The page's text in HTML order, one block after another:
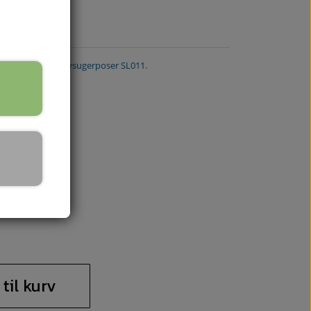
Nilfisk støvsugerposer SL011.
kurv